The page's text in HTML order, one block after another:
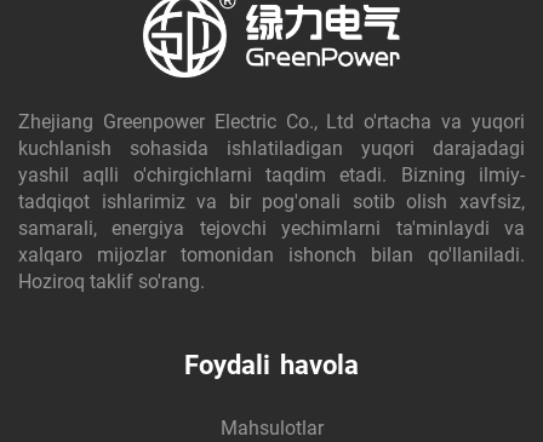
Zhejiang Greenpower Electric Co., Ltd o'rtacha va yuqori
kuchlanish sohasida ishlatiladigan yuqori darajadagi
yashil aqlli o'chirgichlarni taqdim etadi. Bizning ilmiy-
tadqiqot ishlarimiz va bir pog'onali sotib olish xavfsiz,
samarali, energiya tejovchi yechimlarni ta'minlaydi va
xalqaro mijozlar tomonidan ishonch bilan qo'llaniladi.
Hoziroq taklif so'rang.
Foydali havola
Mahsulotlar